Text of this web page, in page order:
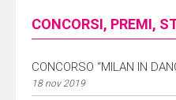
CONCORSI, PREMI,
CONCORSO “MILAN IN
18 nov 2019